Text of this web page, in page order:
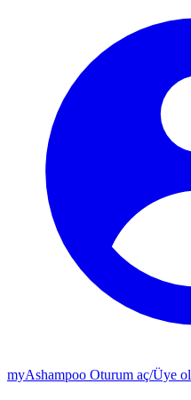
myAshampoo Oturum aç/Üye ol